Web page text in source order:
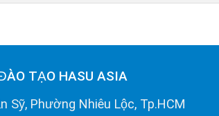
TẠO HASU ASIA
Sỹ, Phường Nhiêu Lộc, Tp.HCM